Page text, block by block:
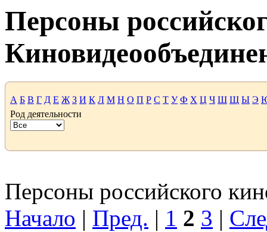
Персоны
А Б В Г Д Е Ж З И К Л М Н О П Р С Т У Ф Х Ц Ч Ш Щ Ы Э
Род деятельности
Персоны российского
Начало | Пред. | 1 2 3 |